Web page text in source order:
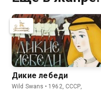
Дикие лебеди
Wild Swans • 1962, СССР,